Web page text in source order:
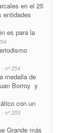
en el 25
entidades
es para la
- nº 254
medalla de
Borroy y
con un
- nº 253
Grande más